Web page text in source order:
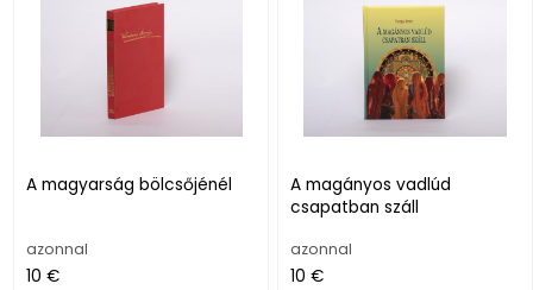
A magyarság bölcsőjénél
azonnal
10 €
A magányos vadlúd
csapatban száll
azonnal
10 €